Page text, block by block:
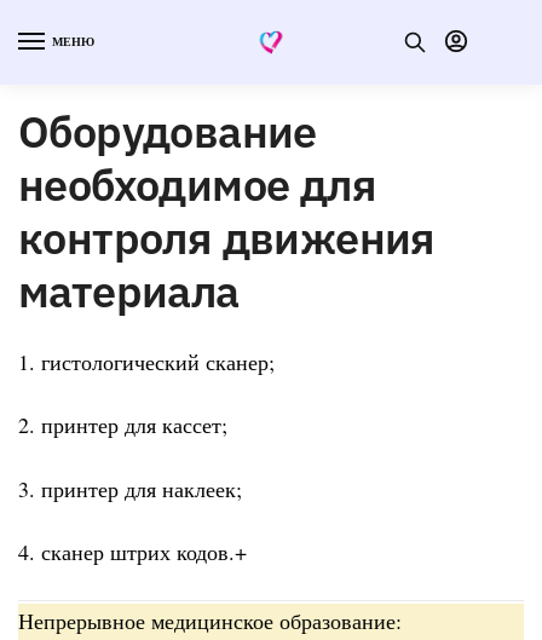
МЕНЮ
Оборудование
необходимое для
контроля движения
материала
1. гистологический сканер;
2. принтер для кассет;
3. принтер для наклеек;
4. сканер штрих кодов.+
Непрерывное медицинское образование: